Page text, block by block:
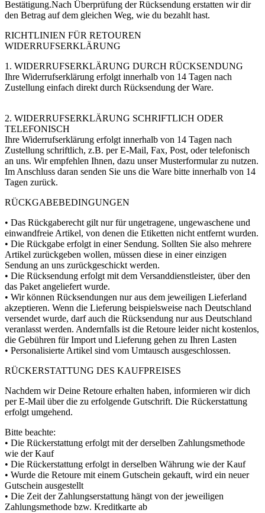
Bestätigung.Nach Überprüfung der Rücksendung erstatten wir dir
den Betrag auf dem gleichen Weg, wie du bezahlt hast.
RICHTLINIEN FÜR RETOUREN
WIDERRUFSERKLÄRUNG
1. WIDERRUFSERKLÄRUNG DURCH RÜCKSENDUNG
Ihre Widerrufserklärung erfolgt innerhalb von 14 Tagen nach
Zustellung einfach direkt durch Rücksendung der Ware.
2. WIDERRUFSERKLÄRUNG SCHRIFTLICH ODER
TELEFONISCH
Ihre Widerrufserklärung erfolgt innerhalb von 14 Tagen nach
Zustellung schriftlich, z.B. per E-Mail, Fax, Post, oder telefonisch
an uns. Wir empfehlen Ihnen, dazu unser Musterformular zu nutzen.
Im Anschluss daran senden Sie uns die Ware bitte innerhalb von 14
Tagen zurück.
RÜCKGABEBEDINGUNGEN
• Das Rückgaberecht gilt nur für ungetragene, ungewaschene und
einwandfreie Artikel, von denen die Etiketten nicht entfernt wurden.
• Die Rückgabe erfolgt in einer Sendung. Sollten Sie also mehrere
Artikel zurückgeben wollen, müssen diese in einer einzigen
Sendung an uns zurückgeschickt werden.
• Die Rücksendung erfolgt mit dem Versanddienstleister, über den
das Paket angeliefert wurde.
• Wir können Rücksendungen nur aus dem jeweiligen Lieferland
akzeptieren. Wenn die Lieferung beispielsweise nach Deutschland
versendet wurde, darf auch die Rücksendung nur aus Deutschland
veranlasst werden. Andernfalls ist die Retoure leider nicht kostenlos,
die Gebühren für Import und Lieferung gehen zu Ihren Lasten
• Personalisierte Artikel sind vom Umtausch ausgeschlossen.
RÜCKERSTATTUNG DES KAUFPREISES
Nachdem wir Deine Retoure erhalten haben, informieren wir dich
per E-Mail über die zu erfolgende Gutschrift. Die Rückerstattung
erfolgt umgehend.
Bitte beachte:
• Die Rückerstattung erfolgt mit der derselben Zahlungsmethode
wie der Kauf
• Die Rückerstattung erfolgt in derselben Währung wie der Kauf
• Wurde die Retoure mit einem Gutschein gekauft, wird ein neuer
Gutschein ausgestellt
• Die Zeit der Zahlungserstattung hängt von der jeweiligen
Zahlungsmethode bzw. Kreditkarte ab